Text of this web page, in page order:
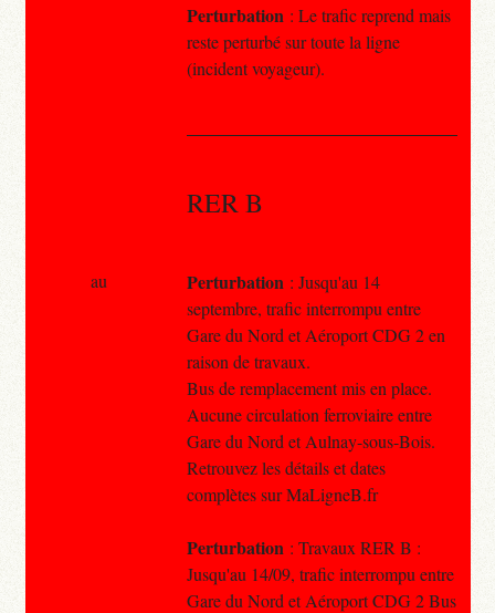
Perturbation : Le trafic reprend mais
reste perturbé sur toute la ligne
(incident voyageur).
RER B
Perturbation : Jusqu'au 14
septembre, trafic interrompu entre
Gare du Nord et Aéroport CDG 2 en
raison de travaux.
Bus de remplacement mis en place.
Aucune circulation ferroviaire entre
Gare du Nord et Aulnay-sous-Bois.
Retrouvez les détails et dates
complètes sur MaLigneB.fr
Perturbation : Travaux RER B :
Jusqu'au 14/09, trafic interrompu entre
Gare du Nord et Aéroport CDG 2 Bus
au